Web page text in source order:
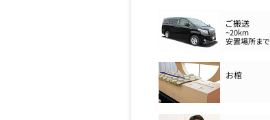
ご搬送
~20km
安置場所まで
お棺